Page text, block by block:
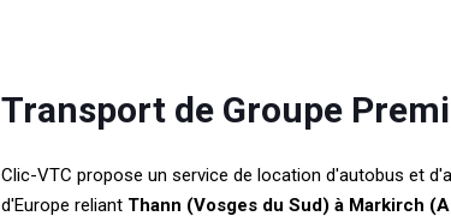
Transport de Groupe
Clic-VTC propose un service de location d'autobus et
d'Europe reliant Thann (Vosges du Sud) à Markirch